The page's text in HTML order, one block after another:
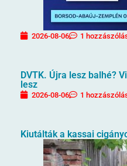
2026-08-06 1
DVTK. Újra lesz balhé?
lesz
2026-08-06 1
Kiutálták a kassai